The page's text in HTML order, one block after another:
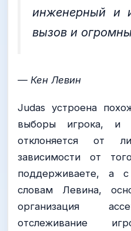
инженерный и
вызов и
— Кен Левин
Judas устроена
выборы игрока, и
отклоняется от
зависимости от
поддерживаете, а
словам Левина,
организация
отслеживание